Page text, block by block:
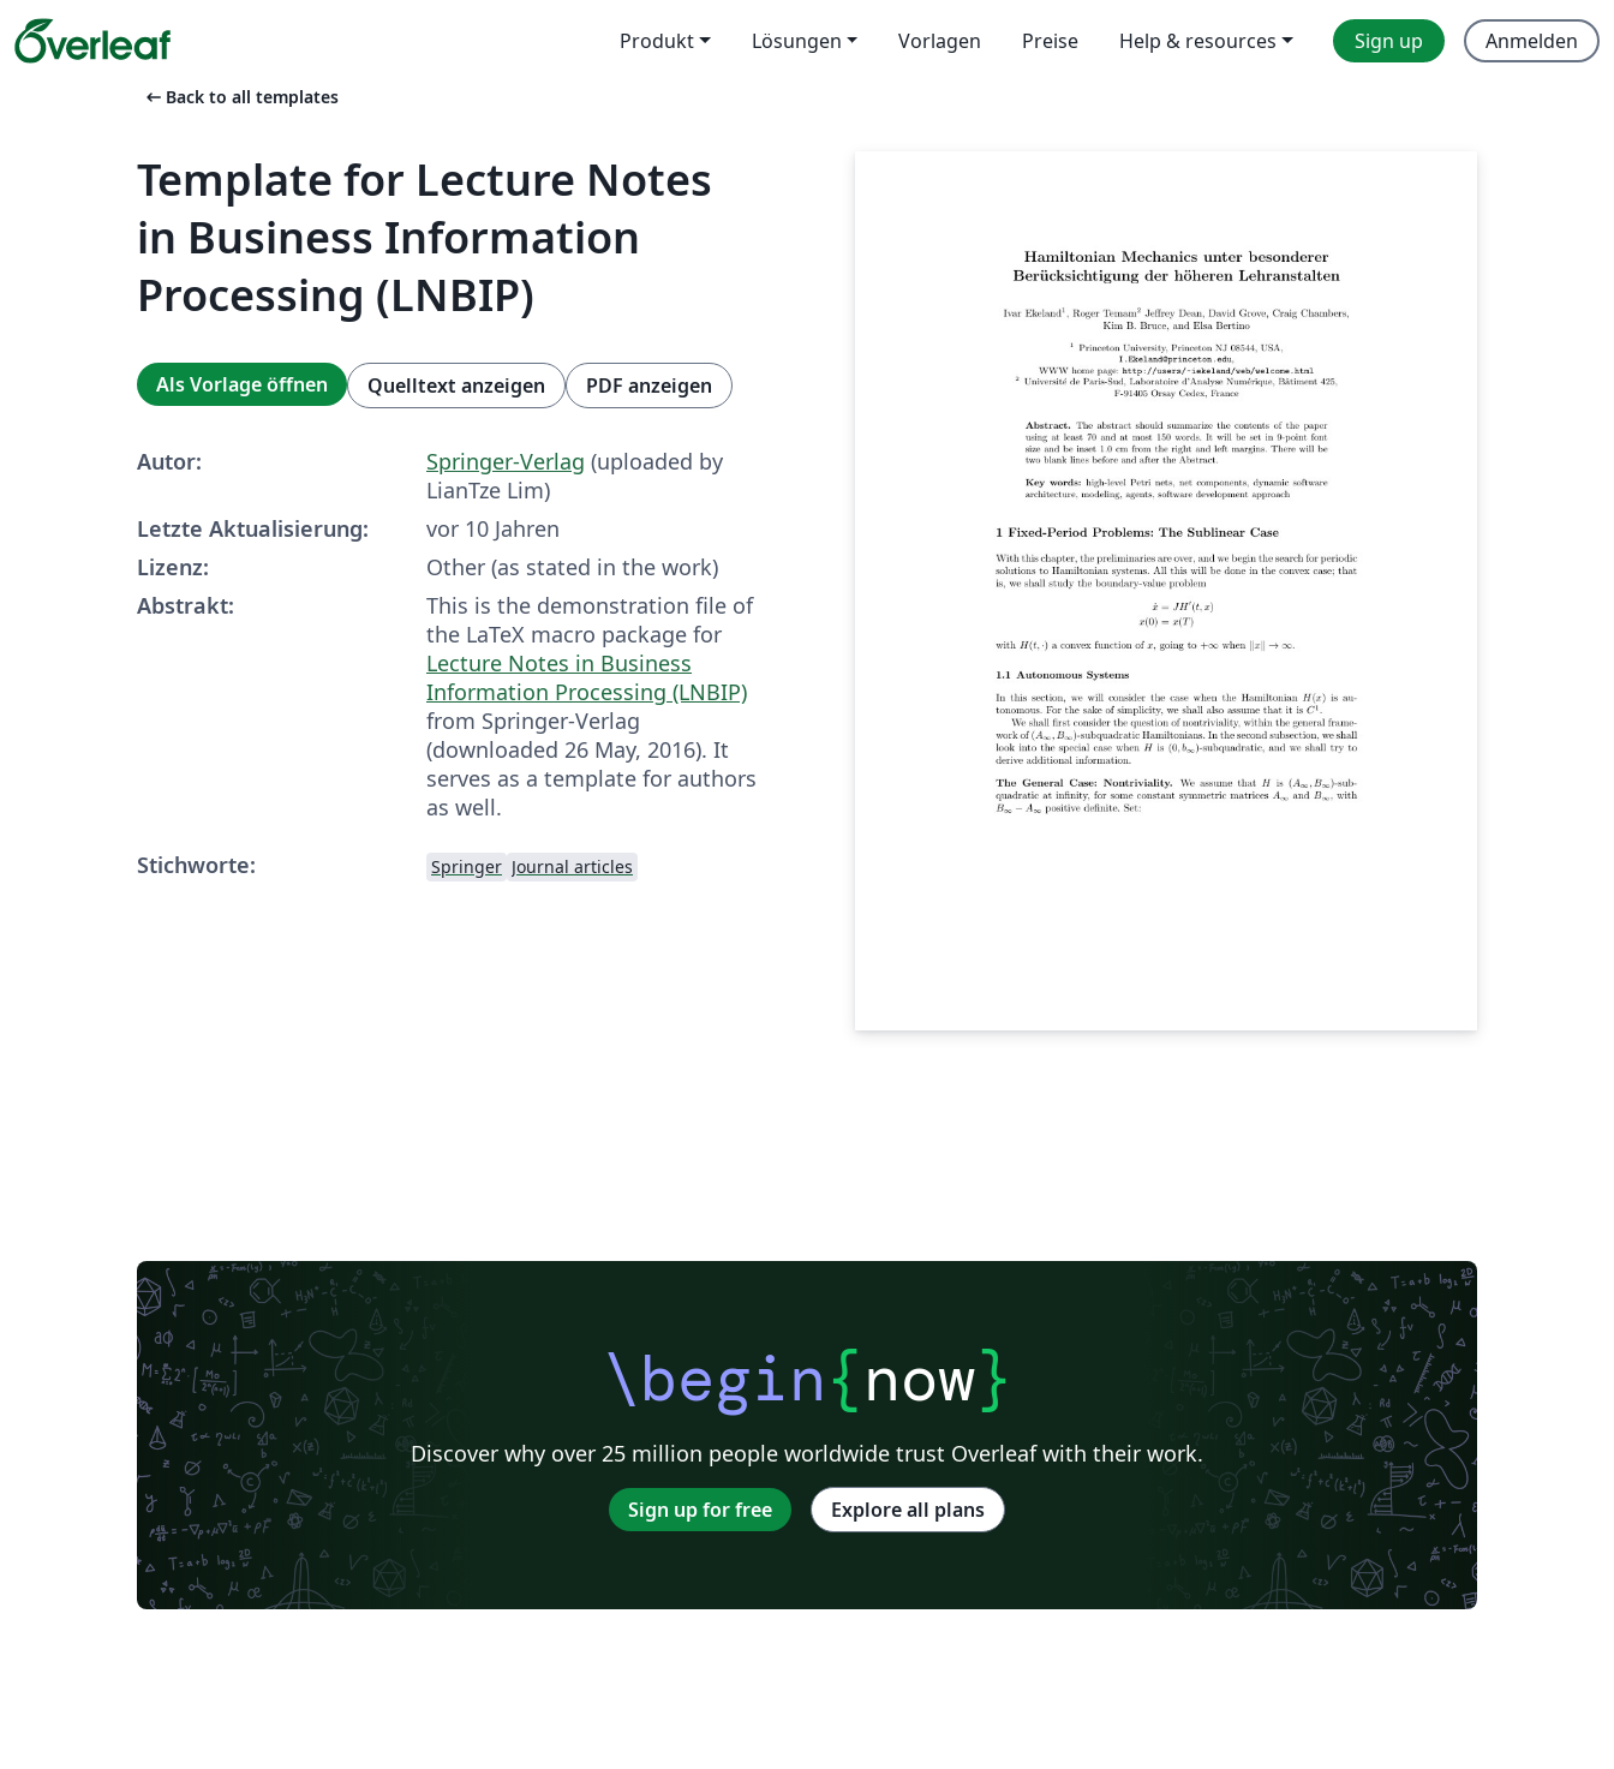
Produkt Lösungen Vorlagen Preise Help & resources Sign up Anmelden
arrow_left_alt Back to all templates
Template for Lecture Notes
in Business Information
Processing (LNBIP)
Als Vorlage öffnen Quelltext anzeigen PDF anzeigen
Autor: Springer-Verlag (uploaded by
LianTze Lim)
Letzte Aktualisierung:
vor 10 Jahren
Lizenz:
Other (as stated in the work)
Abstrakt:
This is the demonstration file of
the LaTeX macro package for
Lecture Notes in Business
Information Processing (LNBIP)
from Springer-Verlag
(downloaded 26 May, 2016). It
serves as a template for authors
as well.
Stichworte:
Springer Journal articles
\begin{now}
Discover why over 25 million people worldwide trust Overleaf with their work.
Sign up for free Explore all plans